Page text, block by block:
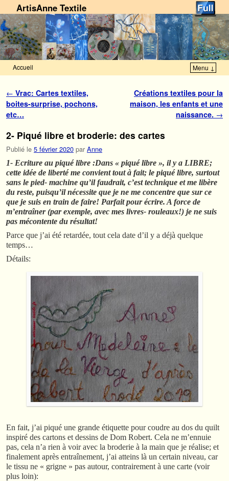
ArtisAnne Textile
Accueil Menu ↓
Navigation des articles
← Vrac: Cartes textiles,
boites-surprise, pochons,
etc…
Créations textiles pour la
maison, les enfants et une
naissance. →
2- Piqué libre et broderie: des cartes
Publié le 5 février 2020 par Anne
1- Ecriture au piqué libre :Dans « piqué libre », il y a LIBRE;
cette idée de liberté me convient tout à fait; le piqué libre, surtout
sans le pied- machine qu’il faudrait, c’est technique et me libère
du reste, puisqu’il nécessite que je ne me concentre que sur ce
que je suis en train de faire! Parfait pour écrire. A force de
m’entraîner (par exemple, avec mes livres- rouleaux!) je ne suis
pas mécontente du résultat!
Parce que j’ai été retardée, tout cela date d’il y a déjà quelque
temps…
Détails:
En fait, j’ai piqué une grande étiquette pour coudre au dos du quilt
inspiré des cartons et dessins de Dom Robert. Cela ne m’ennuie
pas, cela n’a rien à voir avec la broderie à la main que je réalise; et
finalement après entraînement, j’ai atteins là un certain niveau, car
le tissu ne « grigne » pas autour, contrairement à une carte (voir
plus loin):